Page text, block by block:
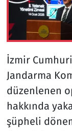
İzmir
Jandarma
düzenlenen
hakkında
şüpheli
Televizyon